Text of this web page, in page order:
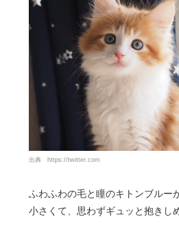
出典 https://twitter.com
ふわふわの毛と瞳のキトンブルー
小さくて、思わずギュッと抱きし